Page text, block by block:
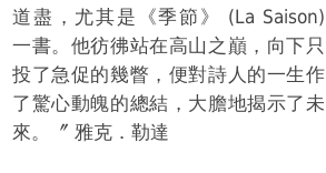
道盡，尤其是《季節》 (La Saison)
一書。他彷彿站在高山之巔，向下只
投了急促的幾瞥，便對詩人的一生作
了驚心動魄的總結，大膽地揭示了未
來。〞 雅克．勒達